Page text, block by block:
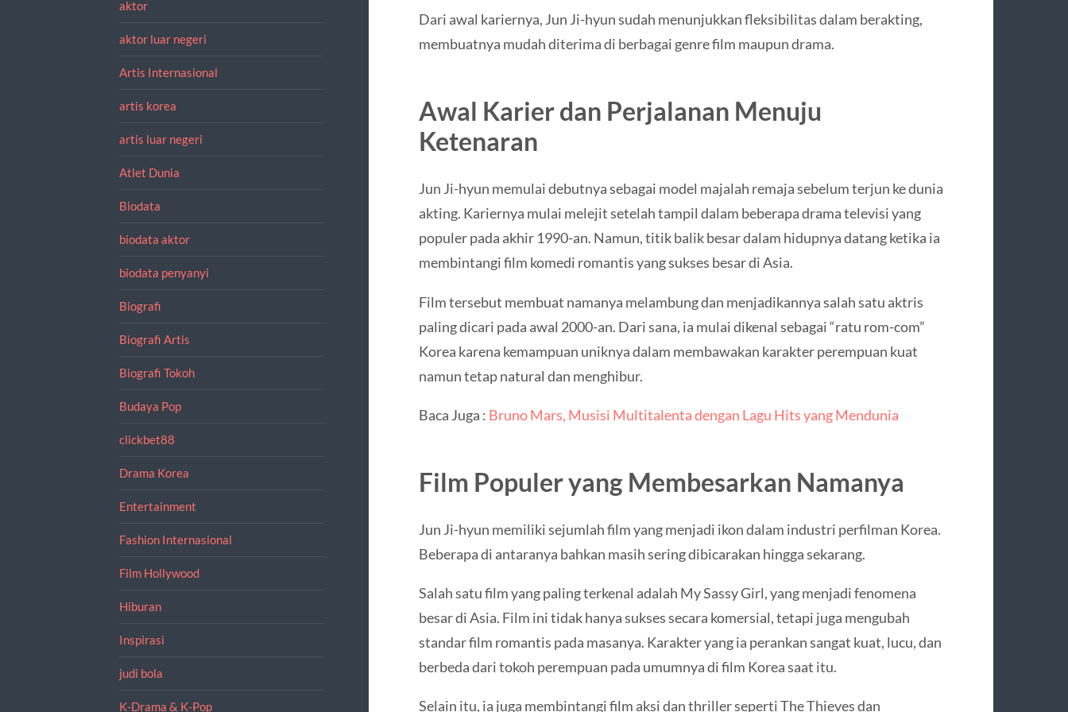
aktor
aktor luar negeri
Artis Internasional
artis korea
artis luar negeri
Atlet Dunia
Biodata
biodata aktor
biodata penyanyi
Biografi
Biografi Artis
Biografi Tokoh
Budaya Pop
clickbet88
Drama Korea
Entertainment
Fashion Internasional
Film Hollywood
Hiburan
Inspirasi
judi bola
K-Drama & K-Pop
Dari awal kariernya, Jun Ji-hyun sudah menunjukkan fleksibilitas dalam berakting,
membuatnya mudah diterima di berbagai genre film maupun drama.
Awal Karier dan Perjalanan Menuju
Ketenaran
Jun Ji-hyun memulai debutnya sebagai model majalah remaja sebelum terjun ke dunia
akting. Kariernya mulai melejit setelah tampil dalam beberapa drama televisi yang
populer pada akhir 1990-an. Namun, titik balik besar dalam hidupnya datang ketika ia
membintangi film komedi romantis yang sukses besar di Asia.
Film tersebut membuat namanya melambung dan menjadikannya salah satu aktris
paling dicari pada awal 2000-an. Dari sana, ia mulai dikenal sebagai “ratu rom-com”
Korea karena kemampuan uniknya dalam membawakan karakter perempuan kuat
namun tetap natural dan menghibur.
Baca Juga : Bruno Mars, Musisi Multitalenta dengan Lagu Hits yang Mendunia
Film Populer yang Membesarkan Namanya
Jun Ji-hyun memiliki sejumlah film yang menjadi ikon dalam industri perfilman Korea.
Beberapa di antaranya bahkan masih sering dibicarakan hingga sekarang.
Salah satu film yang paling terkenal adalah My Sassy Girl, yang menjadi fenomena
besar di Asia. Film ini tidak hanya sukses secara komersial, tetapi juga mengubah
standar film romantis pada masanya. Karakter yang ia perankan sangat kuat, lucu, dan
berbeda dari tokoh perempuan pada umumnya di film Korea saat itu.
Selain itu, ia juga membintangi film aksi dan thriller seperti The Thieves dan